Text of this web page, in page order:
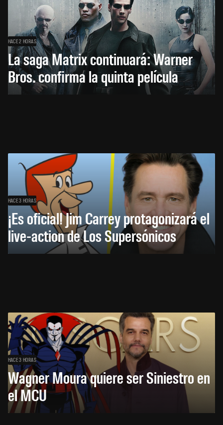
HACE 2 HORAS
La saga Matrix continuará: Warner
Bros. confirma la quinta película
HACE 3 HORAS
¡Es oficial! Jim Carrey protagonizará el
live-action de Los Supersónicos
HACE 3 HORAS
Wagner Moura quiere ser Siniestro en
el MCU